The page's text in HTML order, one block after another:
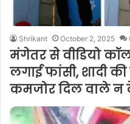
Shrikant October 2, 2025
मंगेतर से वीडियो
लगाई फांसी, शादी
कमजोर दिल वाले न